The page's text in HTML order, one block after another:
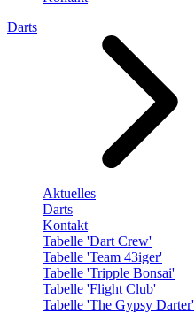
Darts
Aktuelles
Darts
Kontakt
Tabelle 'Dart Crew'
Tabelle 'Team 43iger'
Tabelle 'Tripple Bonsai'
Tabelle 'Flight Club'
Tabelle 'The Gypsy Darter'